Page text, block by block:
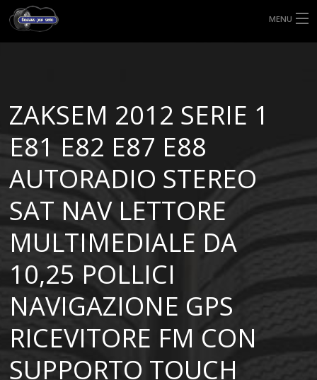
MENU
MISURE GOMME
BLOG
SHOP
ZAKSEM 2012 SERIE 1
E81 E82 E87 E88
AUTORADIO STEREO
SAT NAV LETTORE
MULTIMEDIALE DA
10,25 POLLICI
NAVIGAZIONE GPS
RICEVITORE FM CON
SUPPORTO TOUCH